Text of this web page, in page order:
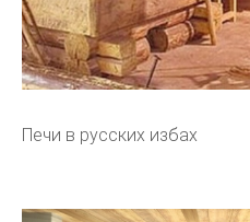
Печи в русских избах